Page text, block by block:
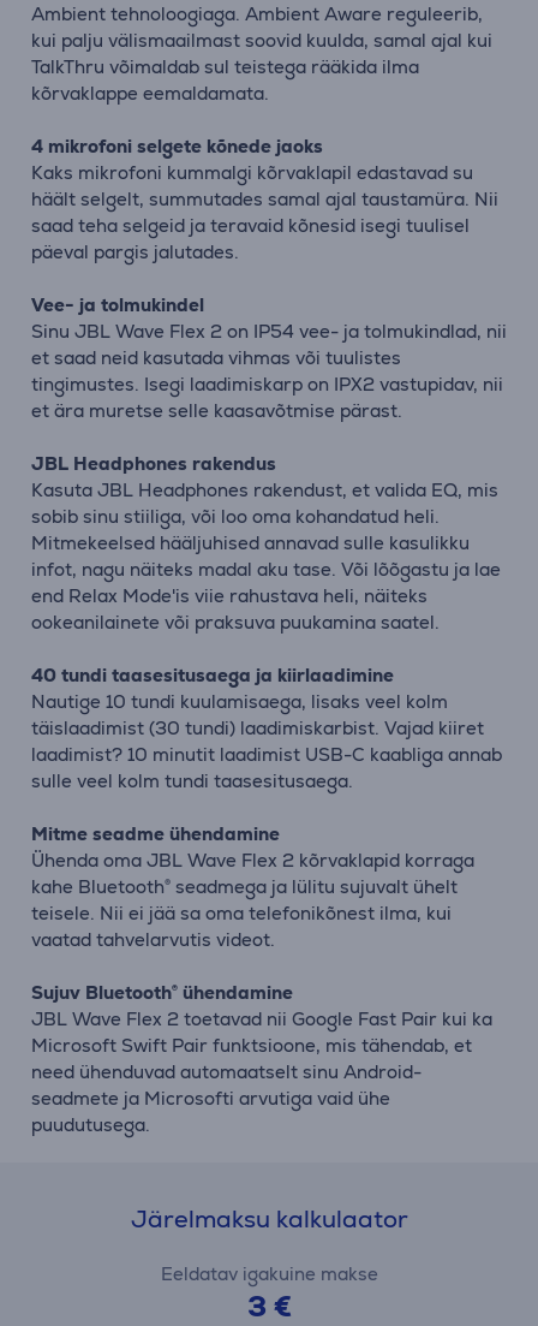
Ambient tehnoloogiaga. Ambient Aware reguleerib,
kui palju välismaailmast soovid kuulda, samal ajal kui
TalkThru võimaldab sul teistega rääkida ilma
kõrvaklappe eemaldamata.
4 mikrofoni selgete kõnede jaoks
Kaks mikrofoni kummalgi kõrvaklapil edastavad su
häält selgelt, summutades samal ajal taustamüra. Nii
saad teha selgeid ja teravaid kõnesid isegi tuulisel
päeval pargis jalutades.
Vee- ja tolmukindel
Sinu JBL Wave Flex 2 on IP54 vee- ja tolmukindlad, nii
et saad neid kasutada vihmas või tuulistes
tingimustes. Isegi laadimiskarp on IPX2 vastupidav, nii
et ära muretse selle kaasavõtmise pärast.
JBL Headphones rakendus
Kasuta JBL Headphones rakendust, et valida EQ, mis
sobib sinu stiiliga, või loo oma kohandatud heli.
Mitmekeelsed hääljuhised annavad sulle kasulikku
infot, nagu näiteks madal aku tase. Või lõõgastu ja lae
end Relax Mode'is viie rahustava heli, näiteks
ookeanilainete või praksuva puukamina saatel.
40 tundi taasesitusaega ja kiirlaadimine
Nautige 10 tundi kuulamisaega, lisaks veel kolm
täislaadimist (30 tundi) laadimiskarbist. Vajad kiiret
laadimist? 10 minutit laadimist USB-C kaabliga annab
sulle veel kolm tundi taasesitusaega.
Mitme seadme ühendamine
Ühenda oma JBL Wave Flex 2 kõrvaklapid korraga
kahe Bluetooth® seadmega ja lülitu sujuvalt ühelt
teisele. Nii ei jää sa oma telefonikõnest ilma, kui
vaatad tahvelarvutis videot.
Sujuv Bluetooth® ühendamine
JBL Wave Flex 2 toetavad nii Google Fast Pair kui ka
Microsoft Swift Pair funktsioone, mis tähendab, et
need ühenduvad automaatselt sinu Android-
seadmete ja Microsofti arvutiga vaid ühe
puudutusega.
Järelmaksu kalkulaator
Eeldatav igakuine makse
3 €